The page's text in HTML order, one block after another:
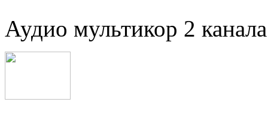
Аудио мультикор 2